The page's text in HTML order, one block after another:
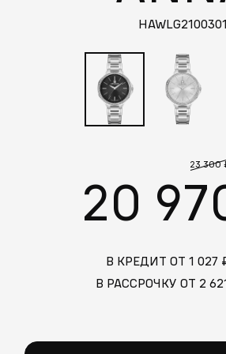
HAWLG2100301
23 300
20
В КРЕДИТ ОТ 1 027
В РАССРОЧКУ ОТ 2